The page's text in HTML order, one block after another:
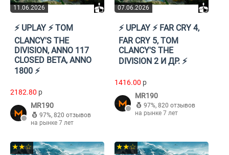
11.06.2026
⚡️ UPLAY ⚡️ TOM
CLANCY'S THE
DIVISION, ANNO 117
CLOSED BETA, ANNO
1800 ⚡️
2182.80 p
MR190
97%, 820 отзывов
на рынке 7 лет
07.06.2026
⚡️ UPLAY ⚡️ FAR CRY 4,
FAR CRY 5, TOM
CLANCY'S THE
DIVISION 2 И ДР. ⚡️
1416.00 p
MR190
97%, 820 отзывов
на рынке 7 лет
★★☆ ★★☆